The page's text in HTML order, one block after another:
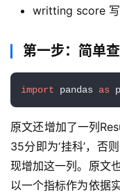
writting score
第一步：简单
import pandas as
原文还增加了一列
35分即为‘挂科’，否
现增加这一列。原文
以一个指标作为依据